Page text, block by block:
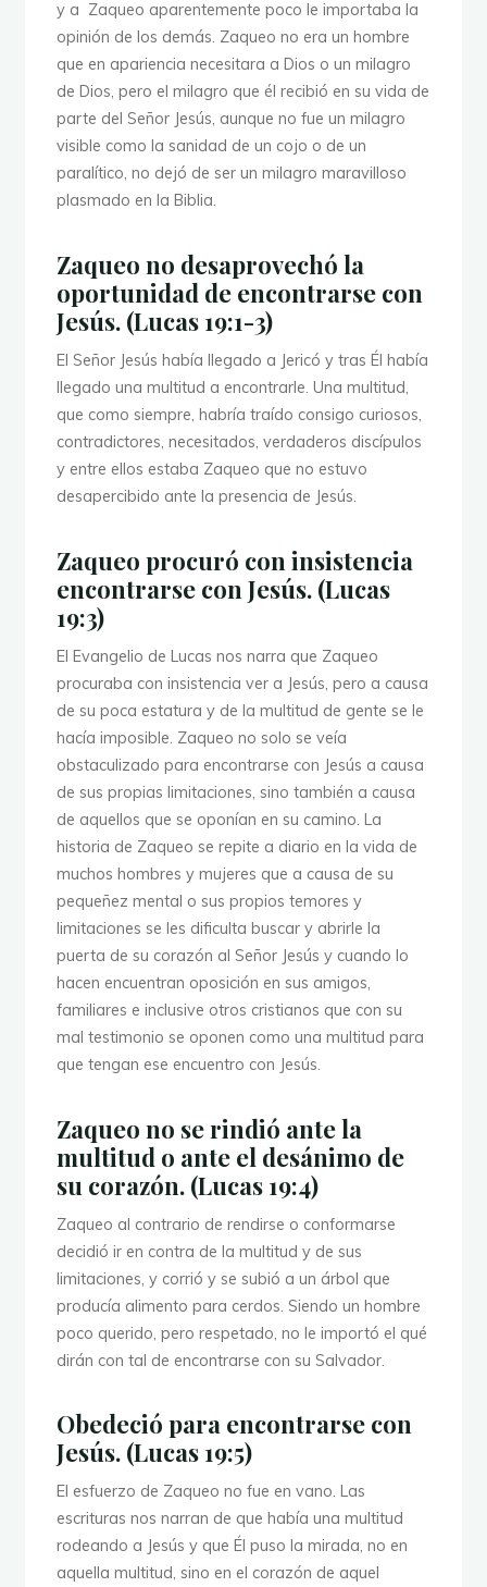
y a Zaqueo aparentemente poco le importaba la
opinión de los demás. Zaqueo no era un hombre
que en apariencia necesitara a Dios o un milagro
de Dios, pero el milagro que él recibió en su vida de
parte del Señor Jesús, aunque no fue un milagro
visible como la sanidad de un cojo o de un
paralítico, no dejó de ser un milagro maravilloso
plasmado en la Biblia.
Zaqueo no desaprovechó la
oportunidad de encontrarse con
Jesús. (Lucas 19:1-3)
El Señor Jesús había llegado a Jericó y tras Él había
llegado una multitud a encontrarle. Una multitud,
que como siempre, habría traído consigo curiosos,
contradictores, necesitados, verdaderos discípulos
y entre ellos estaba Zaqueo que no estuvo
desapercibido ante la presencia de Jesús.
Zaqueo procuró con insistencia
encontrarse con Jesús. (Lucas
19:3)
El Evangelio de Lucas nos narra que Zaqueo
procuraba con insistencia ver a Jesús, pero a causa
de su poca estatura y de la multitud de gente se le
hacía imposible. Zaqueo no solo se veía
obstaculizado para encontrarse con Jesús a causa
de sus propias limitaciones, sino también a causa
de aquellos que se oponían en su camino. La
historia de Zaqueo se repite a diario en la vida de
muchos hombres y mujeres que a causa de su
pequeñez mental o sus propios temores y
limitaciones se les dificulta buscar y abrirle la
puerta de su corazón al Señor Jesús y cuando lo
hacen encuentran oposición en sus amigos,
familiares e inclusive otros cristianos que con su
mal testimonio se oponen como una multitud para
que tengan ese encuentro con Jesús.
Zaqueo no se rindió ante la
multitud o ante el desánimo de
su corazón. (Lucas 19:4)
Zaqueo al contrario de rendirse o conformarse
decidió ir en contra de la multitud y de sus
limitaciones, y corrió y se subió a un árbol que
producía alimento para cerdos. Siendo un hombre
poco querido, pero respetado, no le importó el qué
dirán con tal de encontrarse con su Salvador.
Obedeció para encontrarse con
Jesús. (Lucas 19:5)
El esfuerzo de Zaqueo no fue en vano. Las
escrituras nos narran de que había una multitud
rodeando a Jesús y que Él puso la mirada, no en
aquella multitud, sino en el corazón de aquel